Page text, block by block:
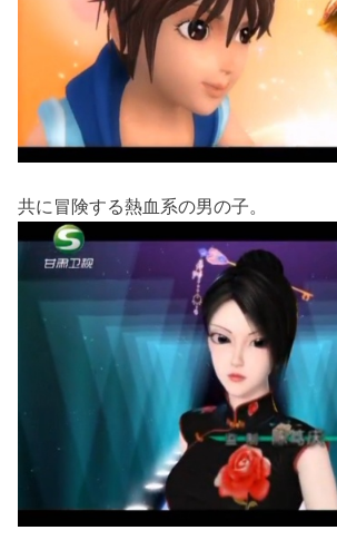
共に冒険する熱血系の男の子。